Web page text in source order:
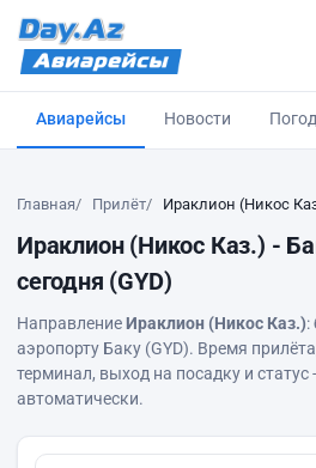
Авиарейсы Новости
Главная Прилёт Ираклион (Никос
Ираклион (Никос Каз.) -
сегодня (GYD)
НаправлениеИраклион (Никос Каз.):
аэропорту Баку (GYD). Время
терминал, выход на посадку и статус
автоматически.